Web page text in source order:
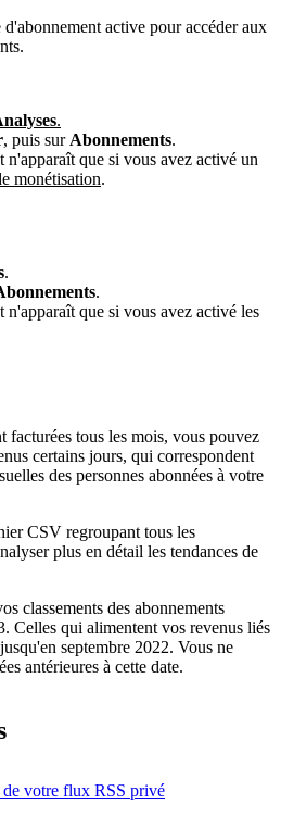
active pour accéder aux
.
, puis sur Abonnements.
n'apparaît que si vous avez activé un
monétisation.
.
.
n'apparaît que si vous avez activé les
facturées tous les mois, vous pouvez
certains jours, qui correspondent
des personnes abonnées à votre
CSV regroupant tous les
plus en détail les tendances de
classements des abonnements
Celles qui alimentent vos revenus liés
septembre 2022. Vous ne
antérieures à cette date.
de votre flux RSS privé